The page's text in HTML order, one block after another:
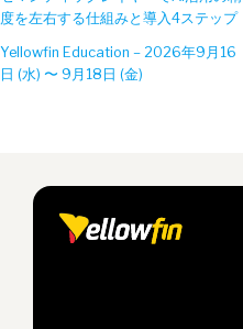
度を左右する仕組みと導入4ステップ
Yellowfin Education – 2026年9月16
日 (水) 〜 9月18日 (金)